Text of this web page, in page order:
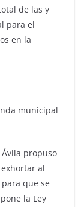
de las y
para el
en la
municipal
propuso
al
que se
la Ley